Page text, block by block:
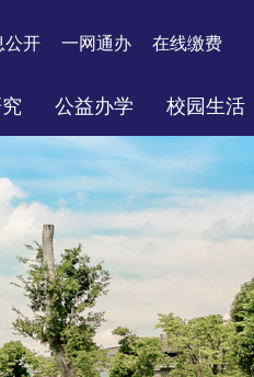
公开 一网通办 在线缴费
公益办学 校园生活